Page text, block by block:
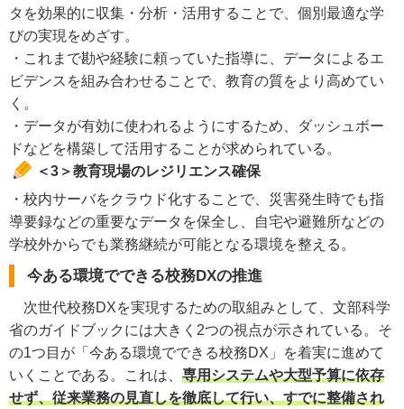
タを効果的に収集・分析・活用することで、個別最適な学
びの実現をめざす。
・これまで勘や経験に頼っていた指導に、データによるエ
ビデンスを組み合わせることで、教育の質をより高めてい
く。
・データが有効に使われるようにするため、ダッシュボー
ドなどを構築して活用することが求められている。
＜3＞教育現場のレジリエンス確保
・校内サーバをクラウド化することで、災害発生時でも指
導要録などの重要なデータを保全し、自宅や避難所などの
学校外からでも業務継続が可能となる環境を整える。
今ある環境でできる校務DXの推進
次世代校務DXを実現するための取組みとして、文部科学
省のガイドブックには大きく2つの視点が示されている。そ
の1つ目が「今ある環境でできる校務DX」を着実に進めて
いくことである。これは、 専用システムや大型予算に依存
せず、従来業務の見直しを徹底して行い、すでに整備され